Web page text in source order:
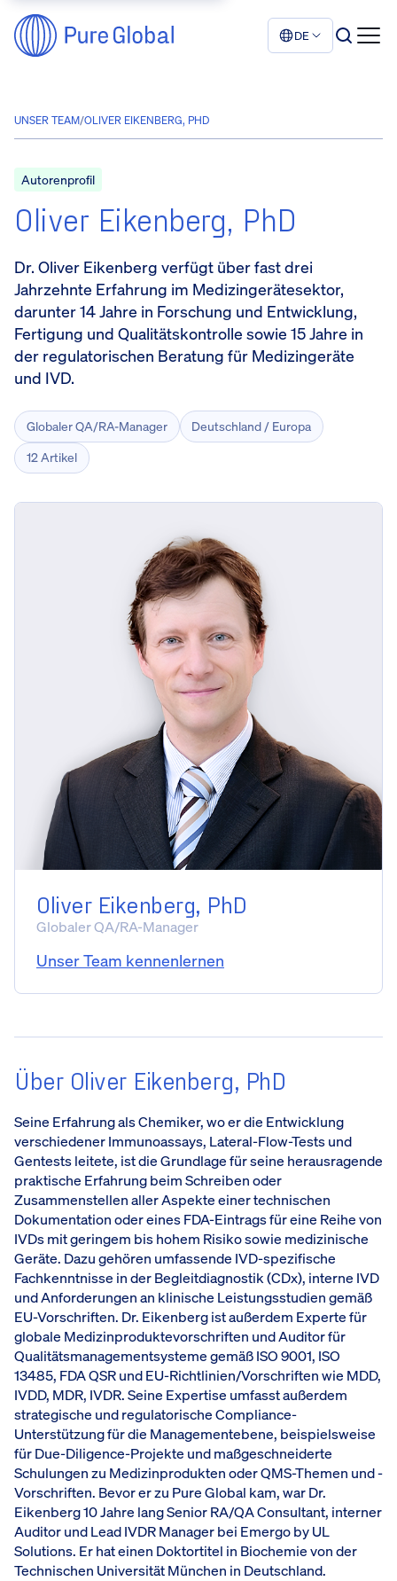
DE
UNSER TEAM/OLIVER EIKENBERG, PHD
Autorenprofil
Oliver Eikenberg, PhD
Dr. Oliver Eikenberg verfügt über fast drei
Jahrzehnte Erfahrung im Medizingerätesektor,
darunter 14 Jahre in Forschung und Entwicklung,
Fertigung und Qualitätskontrolle sowie 15 Jahre in
der regulatorischen Beratung für Medizingeräte
und IVD.
Globaler QA/RA-Manager
Deutschland / Europa
12 Artikel
Oliver Eikenberg, PhD
Globaler QA/RA-Manager
Unser Team kennenlernen
Über Oliver Eikenberg, PhD
Seine Erfahrung als Chemiker, wo er die Entwicklung
verschiedener Immunoassays, Lateral-Flow-Tests und
Gentests leitete, ist die Grundlage für seine herausragende
praktische Erfahrung beim Schreiben oder
Zusammenstellen aller Aspekte einer technischen
Dokumentation oder eines FDA-Eintrags für eine Reihe von
IVDs mit geringem bis hohem Risiko sowie medizinische
Geräte. Dazu gehören umfassende IVD-spezifische
Fachkenntnisse in der Begleitdiagnostik (CDx), interne IVD
und Anforderungen an klinische Leistungsstudien gemäß
EU-Vorschriften. Dr. Eikenberg ist außerdem Experte für
globale Medizinproduktevorschriften und Auditor für
Qualitätsmanagementsysteme gemäß ISO 9001, ISO
13485, FDA QSR und EU-Richtlinien/Vorschriften wie MDD,
IVDD, MDR, IVDR. Seine Expertise umfasst außerdem
strategische und regulatorische Compliance-
Unterstützung für die Managementebene, beispielsweise
für Due-Diligence-Projekte und maßgeschneiderte
Schulungen zu Medizinprodukten oder QMS-Themen und -
Vorschriften. Bevor er zu Pure Global kam, war Dr.
Eikenberg 10 Jahre lang Senior RA/QA Consultant, interner
Auditor und Lead IVDR Manager bei Emergo by UL
Solutions. Er hat einen Doktortitel in Biochemie von der
Technischen Universität München in Deutschland.